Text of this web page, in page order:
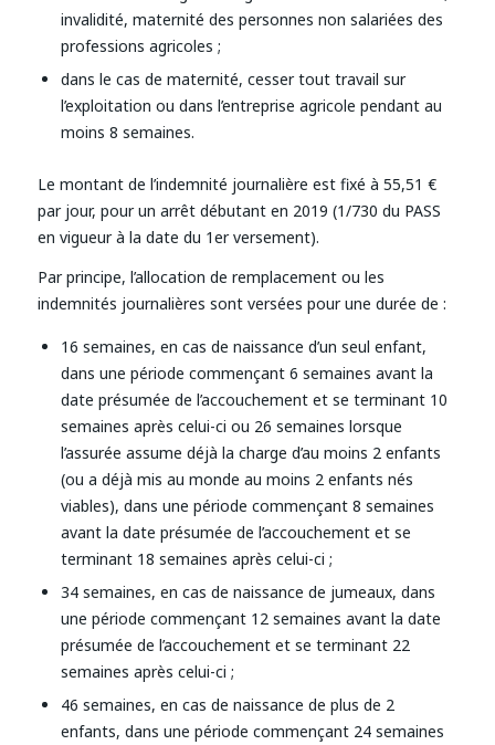
invalidité, maternité des personnes non salariées des
professions agricoles ;
dans le cas de maternité, cesser tout travail sur
l’exploitation ou dans l’entreprise agricole pendant au
moins 8 semaines.
Le montant de l’indemnité journalière est fixé à 55,51 €
par jour, pour un arrêt débutant en 2019 (1/730 du PASS
en vigueur à la date du 1er versement).
Par principe, l’allocation de remplacement ou les
indemnités journalières sont versées pour une durée de :
16 semaines, en cas de naissance d’un seul enfant,
dans une période commençant 6 semaines avant la
date présumée de l’accouchement et se terminant 10
semaines après celui-ci ou 26 semaines lorsque
l’assurée assume déjà la charge d’au moins 2 enfants
(ou a déjà mis au monde au moins 2 enfants nés
viables), dans une période commençant 8 semaines
avant la date présumée de l’accouchement et se
terminant 18 semaines après celui-ci ;
34 semaines, en cas de naissance de jumeaux, dans
une période commençant 12 semaines avant la date
présumée de l’accouchement et se terminant 22
semaines après celui-ci ;
46 semaines, en cas de naissance de plus de 2
enfants, dans une période commençant 24 semaines